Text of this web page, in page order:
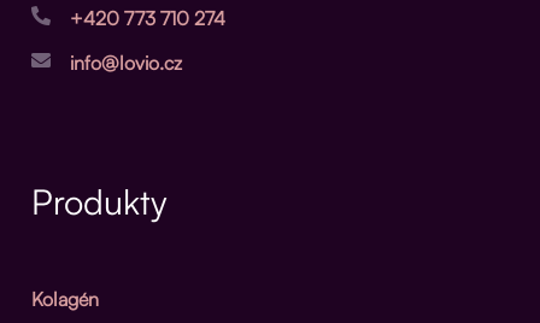
+420 773 710 274
info@lovio.cz
Produkty
Kolagén